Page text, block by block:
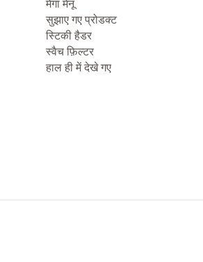
मेगा मेनू
सुझाए गए प्रोडक्ट
स्टिकी हैडर
स्वैच फ़िल्टर
हाल ही में देखे गए